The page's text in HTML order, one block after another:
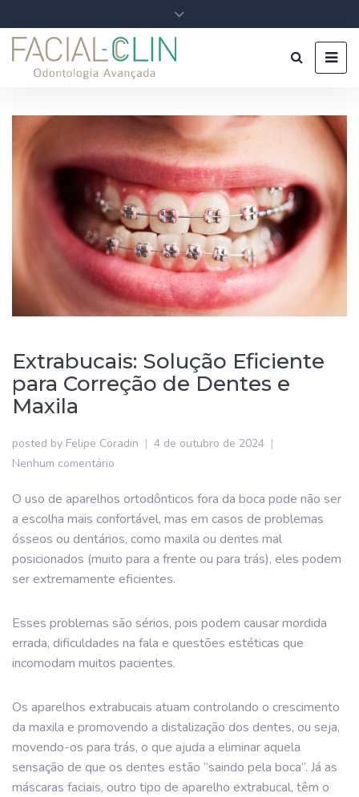
Extrabucais: Solução Eficiente
para Correção de Dentes e
Maxila
posted by Felipe Coradin
4 de outubro de 2024
Nenhum comentário
O uso de aparelhos ortodônticos fora da boca pode não ser
a escolha mais confortável, mas em casos de problemas
ósseos ou dentários, como maxila ou dentes mal
posicionados (muito para a frente ou para trás), eles podem
ser extremamente eficientes.
Esses problemas são sérios, pois podem causar mordida
errada, dificuldades na fala e questões estéticas que
incomodam muitos pacientes.
Os aparelhos extrabucais atuam controlando o crescimento
da maxila e promovendo a distalização dos dentes, ou seja,
movendo-os para trás, o que ajuda a eliminar aquela
sensação de que os dentes estão “saindo pela boca”. Já as
máscaras faciais, outro tipo de aparelho extrabucal, têm o